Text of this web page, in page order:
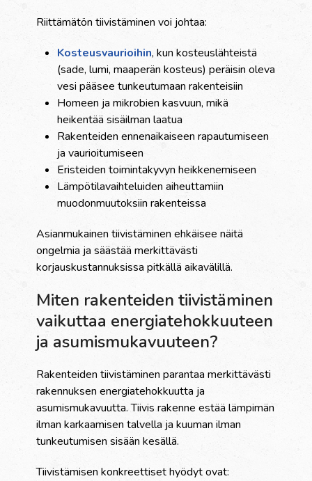
Riittämätön tiivistäminen voi johtaa:
Kosteusvaurioihin, kun kosteuslähteistä
(sade, lumi, maaperän kosteus) peräisin oleva
vesi pääsee tunkeutumaan rakenteisiin
Homeen ja mikrobien kasvuun, mikä
heikentää sisäilman laatua
Rakenteiden ennenaikaiseen rapautumiseen
ja vaurioitumiseen
Eristeiden toimintakyvyn heikkenemiseen
Lämpötilavaihteluiden aiheuttamiin
muodonmuutoksiin rakenteissa
Asianmukainen tiivistäminen ehkäisee näitä
ongelmia ja säästää merkittävästi
korjauskustannuksissa pitkällä aikavälillä.
Miten rakenteiden tiivistäminen
vaikuttaa energiatehokkuuteen
ja asumismukavuuteen?
Rakenteiden tiivistäminen parantaa merkittävästi
rakennuksen energiatehokkuutta ja
asumismukavuutta. Tiivis rakenne estää lämpimän
ilman karkaamisen talvella ja kuuman ilman
tunkeutumisen sisään kesällä.
Tiivistämisen konkreettiset hyödyt ovat: